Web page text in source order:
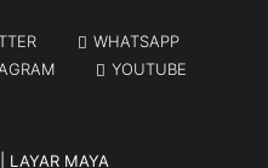
WHATSAPP
YOUTUBE
LAYAR MAYA